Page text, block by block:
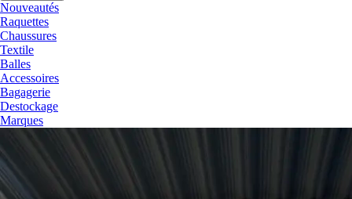
Nouveautés
Raquettes
Chaussures
Textile
Balles
Accessoires
Bagagerie
Destockage
Marques